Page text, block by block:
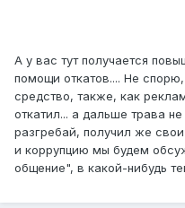
А у вас тут получается
помощи откатов.... Не
средство, также, как
откатил... а дальше трава
разгребай, получил же
и коррупцию мы будем
общение", в какой-нибудь